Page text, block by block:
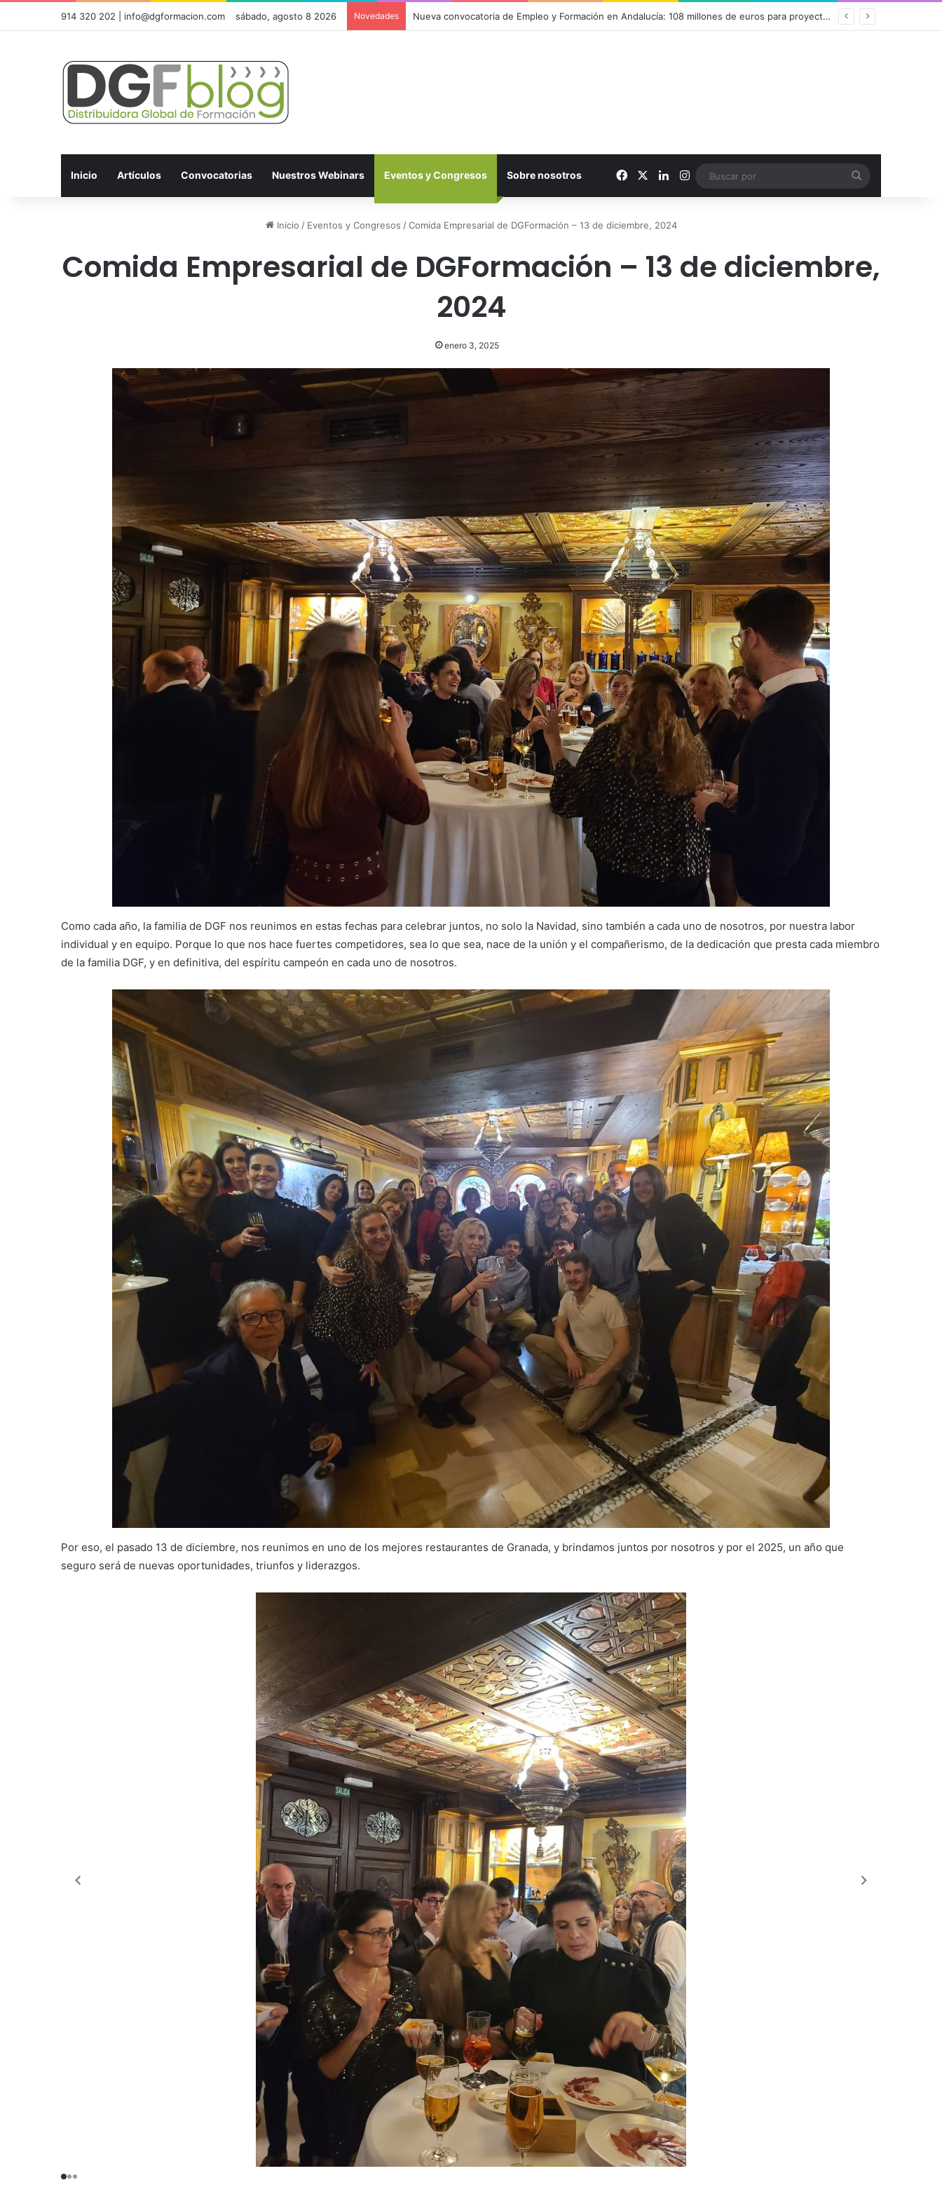
914 320 202 | info@dgformacion.com sábado, agosto 8 2026 Novedades Plataforma DGF: un campus virtual para gestionar toda la formación desde un único lugar
Inicio Artículos Convocatorias Nuestros Webinars Eventos y Congresos Sobre nosotros FacebookLinkedInInstagram
por
Inicio / Eventos y Congresos / Comida Empresarial de DGFormación – 13 de diciembre, 2024
Comida Empresarial de DGFormación – 13 de diciembre,
2024
enero 3, 2025
Como cada año, la familia de DGF nos reunimos en estas fechas para celebrar juntos, no solo la Navidad, sino también a cada uno de nosotros, por nuestra labor
individual y en equipo. Porque lo que nos hace fuertes competidores, sea lo que sea, nace de la unión y el compañerismo, de la dedicación que presta cada miembro
de la familia DGF, y en definitiva, del espíritu campeón en cada uno de nosotros.
Por eso, el pasado 13 de diciembre, nos reunimos en uno de los mejores restaurantes de Granada, y brindamos juntos por nosotros y por el 2025, un año que
seguro será de nuevas oportunidades, triunfos y liderazgos.